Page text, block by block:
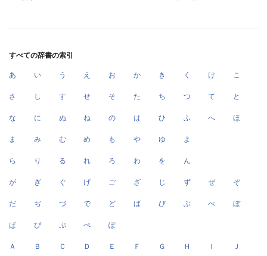
すべての辞書の索引
あ い う え お か き く け こ
さ し す せ そ た ち つ て と
な に ぬ ね の は ひ ふ へ ほ
ま み む め も や ゆ よ
ら り る れ ろ わ を ん
が ぎ ぐ げ ご ざ じ ず ぜ ぞ
だ ぢ づ で ど ば び ぶ べ ぼ
ぱ ぴ ぷ ぺ ぽ
Ａ Ｂ Ｃ Ｄ Ｅ Ｆ Ｇ Ｈ Ｉ Ｊ